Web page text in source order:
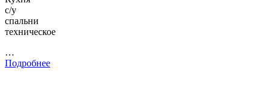
с/у
спальни
техническое
…
Подробнее